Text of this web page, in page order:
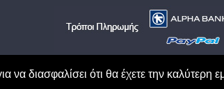
να διασφαλίσει ότι θα έχετε την καλύτερη